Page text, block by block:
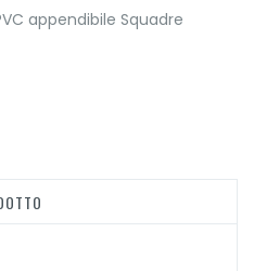
appendibile Squadre